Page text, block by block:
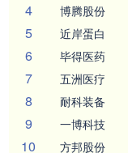
4 博腾股份
5 近岸蛋白
6 毕得医药
7 五洲医疗
8 耐科装备
9 一博科技
10 方邦股份